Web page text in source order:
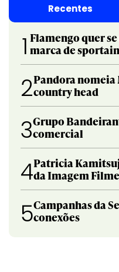
Recentes
1 Flamengo quer
marca de
2Pandora
country head
3Grupo
comercial
4Patricia
da Imagem
5Campanhas da
conexões